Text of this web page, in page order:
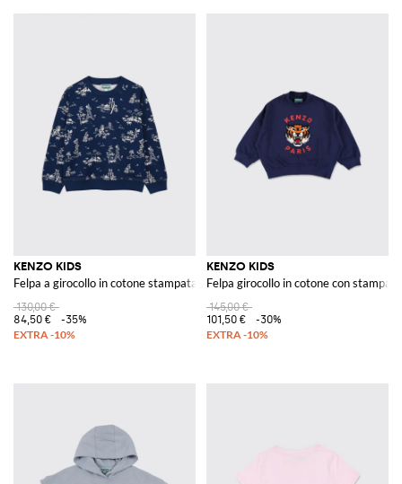
KENZO KIDS
Felpa a girocollo in cotone stampata
130,00 €
84,50 €
-35%
KENZO KIDS
Felpa girocollo in cotone con stampa
145,00 €
101,50 €
-30%